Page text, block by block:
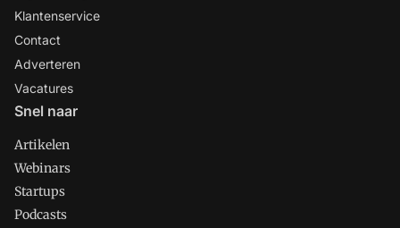
Klantenservice
Contact
Adverteren
Vacatures
Snel naar
Artikelen
Webinars
Startups
Podcasts